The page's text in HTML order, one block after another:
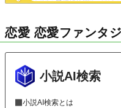
恋愛 恋愛ファンタ
小説AI検索
小説AI検索とは